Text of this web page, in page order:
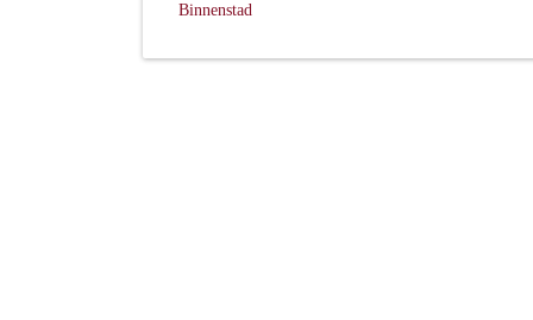
Binnenstad